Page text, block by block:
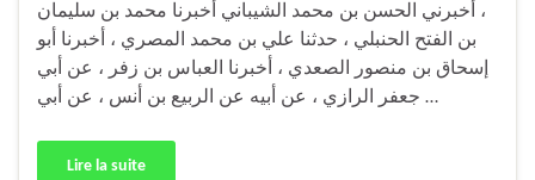
، أخبرني الحسن بن محمد الشيباني أخبرنا محمد بن سليمان
بن الفتح الحنبلي ، حدثنا علي بن محمد المصري ، أخبرنا أبو
إسحاق بن منصور الصعدي ، أخبرنا العباس بن زفر ، عن أبي
جعفر الرازي ، عن أبيه عن الربيع بن أنس ، عن أبي …
Lire la suite